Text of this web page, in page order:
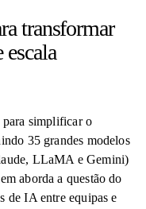
transformar
escala
para simplificar o
35 grandes modelos
LLaMA e Gemini)
aborda a questão do
de IA entre equipas e